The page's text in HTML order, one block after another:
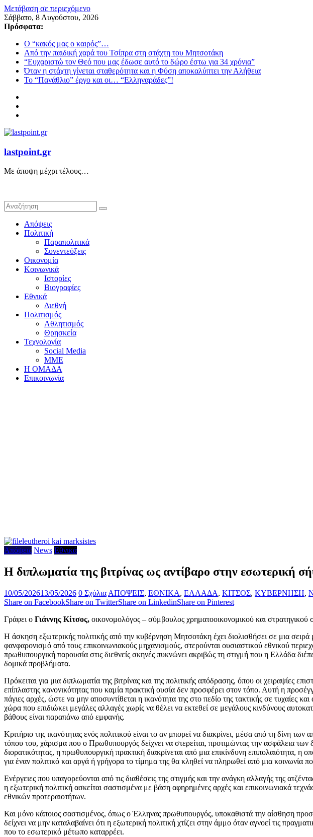
Μετάβαση σε περιεχόμενο
Σάββατο, 8 Αυγούστου, 2026
Πρόσφατα:
Ο “κακός μας ο καιρός”…
Από την παιδική χαρά του Τσίπρα στη στάχτη του Μητσοτάκη
“Ευχαριστώ τον Θεό που μας έδωσε αυτό το δώρο έστω για 34 χρόνια”
Όταν η στάχτη γίνεται σταθερότητα και η Φύση αποκαλύπτει την Αλήθεια
Το “Πανάθλιο” έργο και οι… “Ελληναράδες”!
lastpoint.gr
Με άποψη μέχρι τέλους…
Απόψεις
Πολιτική
Παραπολιτικά
Συνεντεύξεις
Οικονομία
Κοινωνικά
Ιστορίες
Βιογραφίες
Εθνικά
Διεθνή
Πολιτισμός
Αθλητισμός
Θρησκεία
Τεχνολογία
Social Media
ΜΜΕ
Η ΟΜΑΔΑ
Επικοινωνία
Απόψεις News Εθνικά
Η διπλωματία της βιτρίνας ως αντίβαρο στην εσωτερική
10/05/202613/05/2026 0 Σχόλια ΑΠΟΨΕΙΣ, ΕΘΝΙΚΑ, ΕΛΛΑΔΑ, ΚΙΤΣΟΣ, ΚΥΒΕΡΝΗΣΗ,
Share on FacebookShare on TwitterShare on LinkedinShare on Pinterest
Γράφει ο Γιάννης Κίτσος, οικονομολόγος – σύμβουλος χρηματοοικονομικού και στρατηγικού
Η άσκηση εξωτερικής πολιτικής από την κυβέρνηση Μητσοτάκη έχει διολισθήσει σε μια
φανφαρονισμό από τους επικοινωνιακούς μηχανισμούς, στερούνται ουσιαστικού εθνικού
πρωθυπουργική παρουσία στις διεθνείς σκηνές πυκνώνει ακριβώς τη στιγμή που η Ελλάδα
δομικά προβλήματα.
Πρόκειται για μια διπλωματία της βιτρίνας και της πολιτικής απόδρασης, όπου οι χειραψίες
επίπλαστης κανονικότητας που καμία πρακτική ουσία δεν προσφέρει στον τόπο. Αυτή η
πάγιες αρχές, ώστε να μην αποσυντίθεται η ικανότητα της στο πεδίο της τακτικής σε
χώρα που επιδιώκει μεγάλες αλλαγές χωρίς να θέλει να εκτεθεί σε μεγάλους κινδύνους
βάθους είναι παραπάνω από εμφανής.
Κριτήριο της ικανότητας ενός πολιτικού είναι το αν μπορεί να διακρίνει, μέσα από τη δίνη
τόπου του, χάρισμα που ο Πρωθυπουργός δείχνει να στερείται, προτιμώντας την ασφάλεια
διορατικότητας, η πρωθυπουργική πρακτική διακρίνεται από μια επικίνδυνη επιπολαιότητα,
για έναν πολιτικό και αργά ή γρήγορα το τίμημα της θα κληθεί να πληρωθεί από μια κοινωνία
Ενέργειες που υπαγορεύονται από τις διαθέσεις της στιγμής και την ανάγκη αλλαγής της
η εξωτερική πολιτική ασκείται σαστισμένα με βάση αφηρημένες αρχές και επικοινωνιακά
εθνικών προτεραιοτήτων.
Και μόνο κάποιος σαστισμένος, όπως ο Έλληνας πρωθυπουργός, υποκαθιστά την αίσθηση
δείχνει να μην καταλαβαίνει ότι η εξωτερική πολιτική χτίζει στην άμμο όταν αγνοεί τις
που το εσωτερικό μέτωπο καταρρέει.